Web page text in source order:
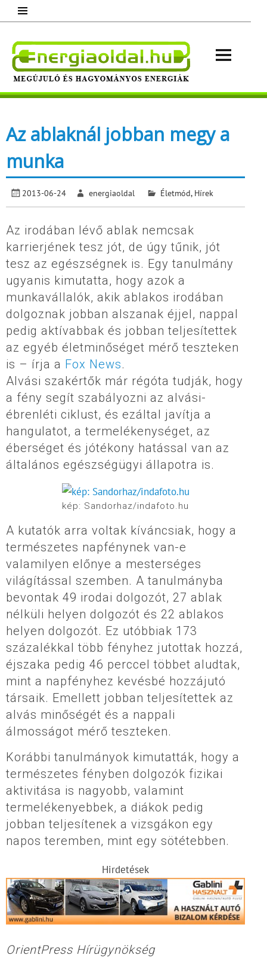
content
Megújuló és hagyományos energiák.
Az ablaknál jobban megy a
munka
2013-06-24 energiaoldal Életmód, Hírek
Az irodában lévő ablak nemcsak
karrierjének tesz jót, de úgy tűnik, jót
tesz az egészségnek is. Egy tanulmány
ugyanis kimutatta, hogy azok a
munkavállalók, akik ablakos irodában
dolgoznak jobban alszanak éjjel, nappal
pedig aktívabbak és jobban teljesítettek
az egyéb életminőséget mérő teszteken
is – írja a Fox News.
Alvási szakértők már régóta tudják, hogy
a fény segít szabályozni az alvási-
ébrenléti ciklust, és ezáltal javítja a
hangulatot, a termelékenységet, az
éberséget és jótékony hatással van az
általános egészségügyi állapotra is.
kép: Sandorhaz/indafoto.hu
A kutatók arra voltak kíváncsiak, hogy a
természetes napfénynek van-e
valamilyen előnye a mesterséges
világítással szemben. A tanulmányba
bevontak 49 irodai dolgozót, 27 ablak
nélküli helyen dolgozót és 22 ablakos
helyen dolgozót. Ez utóbbiak 173
százalékkal több fényhez jutottak hozzá,
éjszaka pedig 46 perccel többet aludtak,
mint a napfényhez kevésbé hozzájutó
társaik. Emellett jobban teljesítettek az
alvás minőségét és a nappali
álmosságot mérő teszteken.
Korábbi tanulmányok kimutatták, hogy a
természetes fényben dolgozók fizikai
aktivitása is nagyobb, valamint
termelékenyebbek, a diákok pedig
jobban teljesítenek a vizsgákon egy
napos teremben, mint egy sötétebben.
Hirdetések
OrientPress Hírügynökség